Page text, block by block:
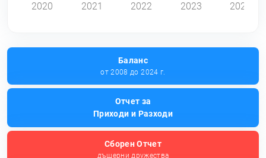
2020 2021 2022 2023 2024
Баланс
от 2008 до 2024 г.
Отчет за
Приходи и Разходи
Сборен Отчет
дъщерни дружества